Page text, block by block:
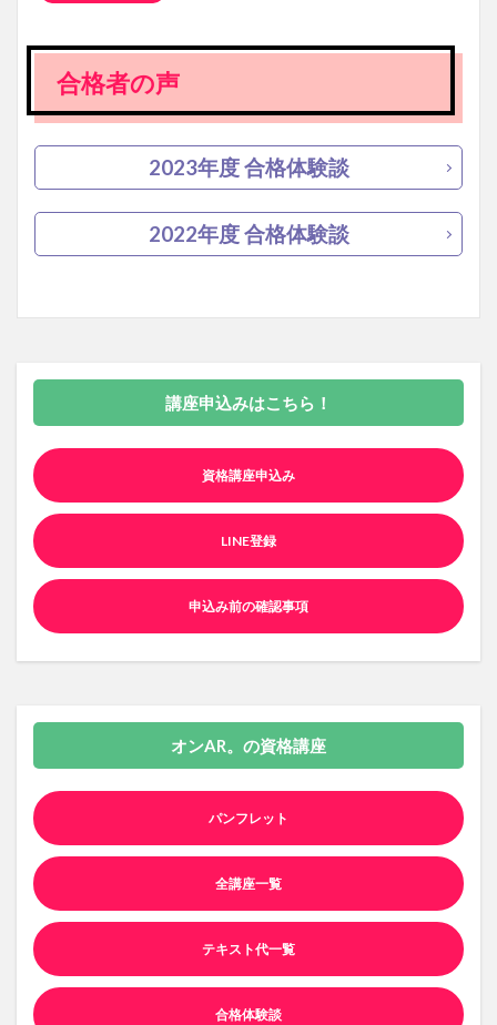
合格者の声
2023年度 合格体験談
2022年度 合格体験談
講座申込みはこちら！
資格講座申込み
LINE登録
申込み前の確認事項
オンAR。の資格講座
パンフレット
全講座一覧
テキスト代一覧
合格体験談